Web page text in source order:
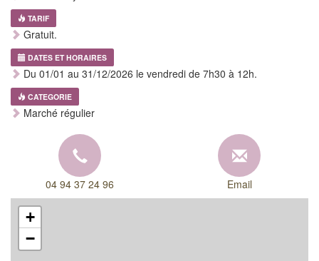
TARIF
Gratuit.
DATES ET HORAIRES
Du 01/01 au 31/12/2026 le vendredi de 7h30 à 12h.
CATEGORIE
Marché régulier
04 94 37 24 96 Email
+
−